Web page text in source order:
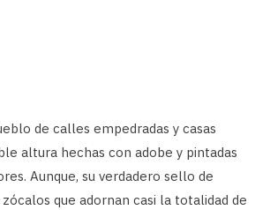
de calles empedradas y casas
altura hechas con adobe y pintadas
Aunque, su verdadero sello de
que adornan casi la totalidad de